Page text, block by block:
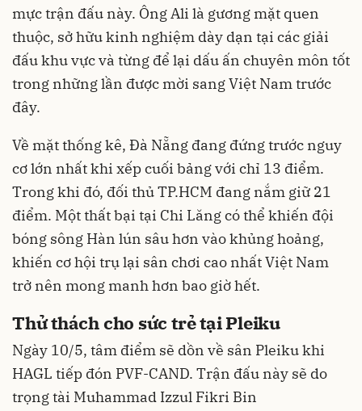
mực trận đấu này. Ông Ali là gương mặt quen
thuộc, sở hữu kinh nghiệm dày dạn tại các giải
đấu khu vực và từng để lại dấu ấn chuyên môn tốt
trong những lần được mời sang Việt Nam trước
đây.
Về mặt thống kê, Đà Nẵng đang đứng trước nguy
cơ lớn nhất khi xếp cuối bảng với chỉ 13 điểm.
Trong khi đó, đối thủ TP.HCM đang nắm giữ 21
điểm. Một thất bại tại Chi Lăng có thể khiến đội
bóng sông Hàn lún sâu hơn vào khủng hoảng,
khiến cơ hội trụ lại sân chơi cao nhất Việt Nam
trở nên mong manh hơn bao giờ hết.
Thử thách cho sức trẻ tại Pleiku
Ngày 10/5, tâm điểm sẽ dồn về sân Pleiku khi
HAGL tiếp đón PVF-CAND. Trận đấu này sẽ do
trọng tài Muhammad Izzul Fikri Bin